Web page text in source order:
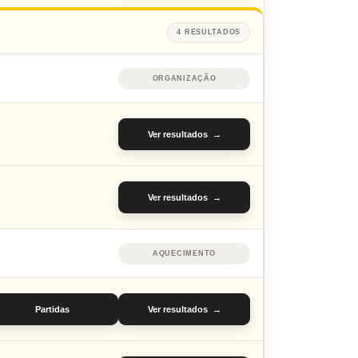
4 RESULTADOS
ORGANIZAÇÃO
Ver resultados →
Ver resultados →
AQUECIMENTO
Partidas Ver resultados →